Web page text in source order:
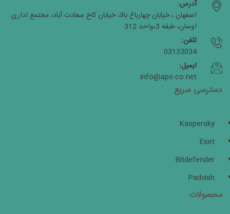
آدرس:
اصفهان ، خیابان چهارباغ بالا، خیابان کاخ سعادت آباد، مجتمع اداری
اوسان، طبقه 3،واحد 312
تلفن:
03133034
ایمیل:
info@aps-co.net
دسترسی سریع
Kaspersky
Eset
Bitdefender
Padvish
محصولات